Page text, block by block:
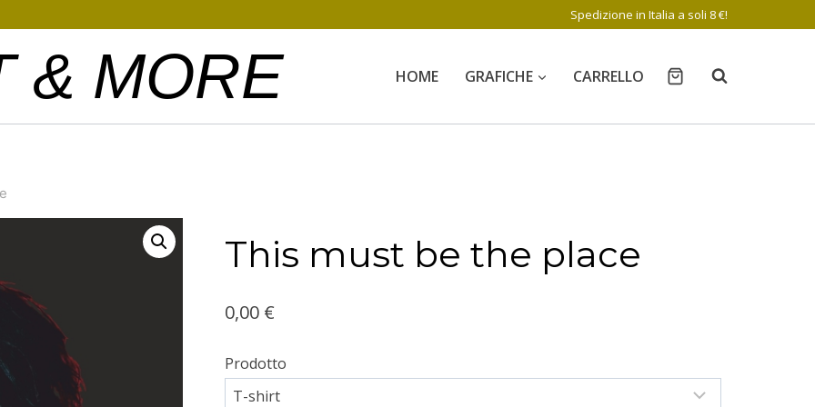
Spedizione in Italia a soli 8 €!
& MORE HOME GRAFICHE CARRELLO
This must be the place
0,00 €
Prodotto